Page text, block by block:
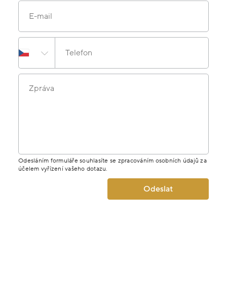
E-mail
Telefon
Zpráva
Odesláním formuláře souhlasíte se zpracováním osobních údajů za
účelem vyřízení vašeho dotazu.
Odeslat